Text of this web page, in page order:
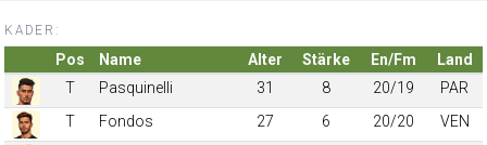
KADER:
Pos Name Alter Stärke En/Fm
Land
T
Pasquinelli 31 8 20/19
PAR
T
Fondos 27 6 20/20
VEN